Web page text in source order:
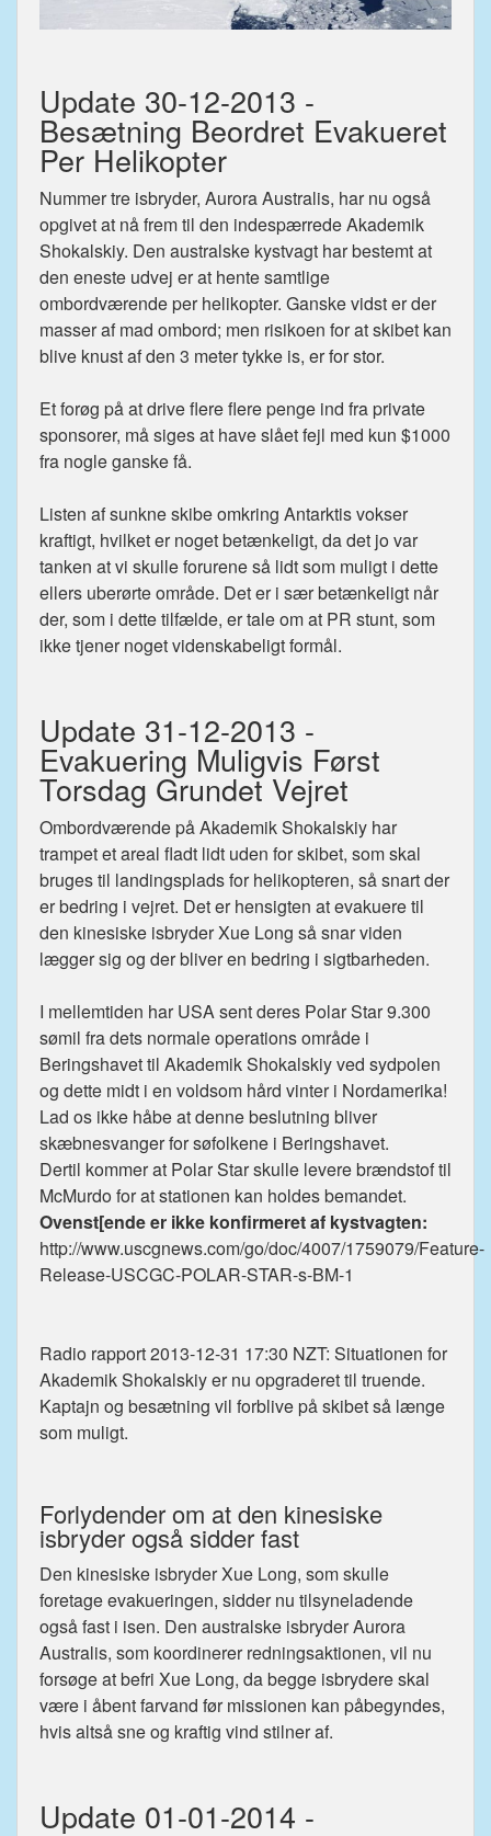
Update 30-12-2013 -
Besætning Beordret Evakueret
Per Helikopter
Nummer tre isbryder, Aurora Australis, har nu også
opgivet at nå frem til den indespærrede Akademik
Shokalskiy. Den australske kystvagt har bestemt at
den eneste udvej er at hente samtlige
ombordværende per helikopter. Ganske vidst er der
masser af mad ombord; men risikoen for at skibet kan
blive knust af den 3 meter tykke is, er for stor.
Et forøg på at drive flere flere penge ind fra private
sponsorer, må siges at have slået fejl med kun $1000
fra nogle ganske få.
Listen af sunkne skibe omkring Antarktis vokser
kraftigt, hvilket er noget betænkeligt, da det jo var
tanken at vi skulle forurene så lidt som muligt i dette
ellers uberørte område. Det er i sær betænkeligt når
der, som i dette tilfælde, er tale om at PR stunt, som
ikke tjener noget videnskabeligt formål.
Update 31-12-2013 -
Evakuering Muligvis Først
Torsdag Grundet Vejret
Ombordværende på Akademik Shokalskiy har
trampet et areal fladt lidt uden for skibet, som skal
bruges til landingsplads for helikopteren, så snart der
er bedring i vejret. Det er hensigten at evakuere til
den kinesiske isbryder Xue Long så snar viden
lægger sig og der bliver en bedring i sigtbarheden.
I mellemtiden har USA sent deres Polar Star 9.300
sømil fra dets normale operations område i
Beringshavet til Akademik Shokalskiy ved sydpolen
og dette midt i en voldsom hård vinter i Nordamerika!
Lad os ikke håbe at denne beslutning bliver
skæbnesvanger for søfolkene i Beringshavet.
Dertil kommer at Polar Star skulle levere brændstof til
McMurdo for at stationen kan holdes bemandet.
Ovenst[ende er ikke konfirmeret af kystvagten:
http://www.uscgnews.com/go/doc/4007/1759079/Feature-
Release-USCGC-POLAR-STAR-s-BM-1
Radio rapport 2013-12-31 17:30 NZT: Situationen for
Akademik Shokalskiy er nu opgraderet til truende.
Kaptajn og besætning vil forblive på skibet så længe
som muligt.
Forlydender om at den kinesiske
isbryder også sidder fast
Den kinesiske isbryder Xue Long, som skulle
foretage evakueringen, sidder nu tilsyneladende
også fast i isen. Den australske isbryder Aurora
Australis, som koordinerer redningsaktionen, vil nu
forsøge at befri Xue Long, da begge isbrydere skal
være i åbent farvand før missionen kan påbegyndes,
hvis altså sne og kraftig vind stilner af.
Update 01-01-2014 -